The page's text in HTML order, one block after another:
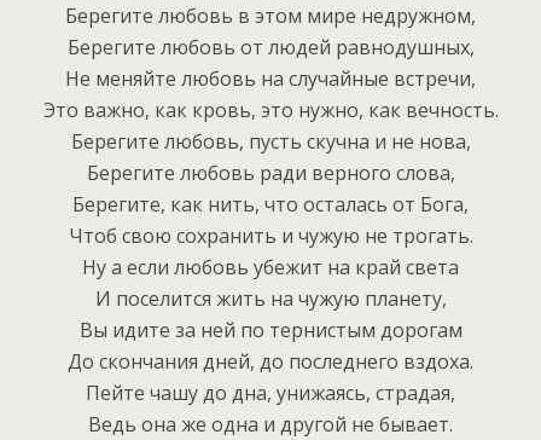
Берегите любовь в этом мире недружном,
Берегите любовь от людей равнодушных,
Не меняйте любовь на случайные встречи,
Это важно, как кровь, это нужно, как вечность.
Берегите любовь, пусть скучна и не нова,
Берегите любовь ради верного слова,
Берегите, как нить, что осталась от Бога,
Чтоб свою сохранить и чужую не трогать.
Ну а если любовь убежит на край света
И поселится жить на чужую планету,
Вы идите за ней по тернистым дорогам
До скончания дней, до последнего вздоха.
Пейте чашу до дна, унижаясь, страдая,
Ведь она же одна и другой не бывает.